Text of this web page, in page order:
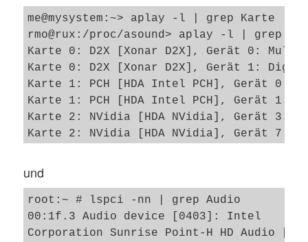
me@mysystem:~> aplay -l | grep Karte
rmo@rux:/proc/asound> aplay -l | grep
Karte 0: D2X [Xonar D2X], Gerät 0:
Karte 0: D2X [Xonar D2X], Gerät 1:
Karte 1: PCH [HDA Intel PCH], Gerät 0:
Karte 1: PCH [HDA Intel PCH], Gerät 1:
Karte 2: NVidia [HDA NVidia], Gerät 3:
Karte 2: NVidia [HDA NVidia], Gerät 7:
Karte 2: NVidia [HDA NVidia], Gerät 9:
Karte 3: XFi [Creative X-Fi], Gerät 1:
Karte 3: XFi [Creative X-Fi], Gerät 2:
Karte 3: XFi [Creative X-Fi], Gerät 3:
und
root:~ # lspci -nn | grep Audio
00:1f.3 Audio device [0403]: Intel
Corporation Sunrise Point-H HD Audio